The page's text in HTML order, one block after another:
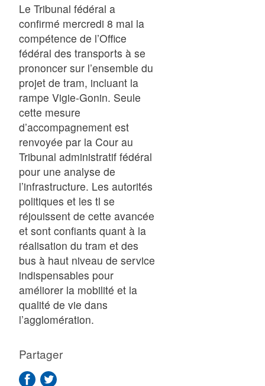
Le Tribunal fédéral a
confirmé mercredi 8 mai la
compétence de l’Office
fédéral des transports à se
prononcer sur l’ensemble du
projet de tram, incluant la
rampe Vigie-Gonin. Seule
cette mesure
d’accompagnement est
renvoyée par la Cour au
Tribunal administratif fédéral
pour une analyse de
l’infrastructure. Les autorités
politiques et les tl se
réjouissent de cette avancée
et sont confiants quant à la
réalisation du tram et des
bus à haut niveau de service
indispensables pour
améliorer la mobilité et la
qualité de vie dans
l’agglomération.
Partager